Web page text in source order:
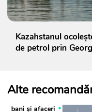
Kazahstanul
de petrol prin
Alte
bani și afaceri